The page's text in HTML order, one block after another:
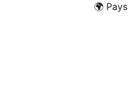
🌍 Pays